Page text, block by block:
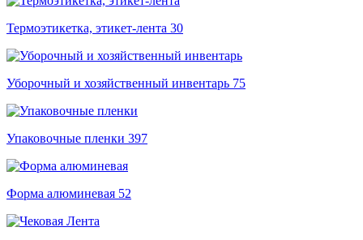
Термоэтикетка, этикет-лента 30
Уборочный и хозяйственный инвентарь 75
Упаковочные пленки 397
Форма алюминевая 52